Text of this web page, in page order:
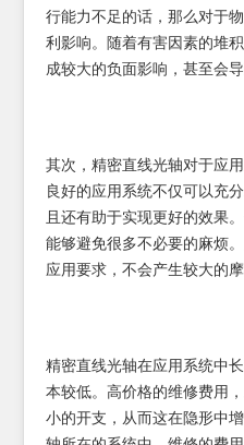
行能力不足的话，那么对于
利影响。随着有害因素的堆
成较大的负面影响，甚至会
其次，精密直线光轴对于应
良好的应用系统不仅可以充
且还有助于实现更好的效果
能够避免很多不必要的麻烦
应用要求，不会产生较大的摩
精密直线光轴在应用系统中
本较低。高价格的维修费用
小的开支，从而这在隐形中